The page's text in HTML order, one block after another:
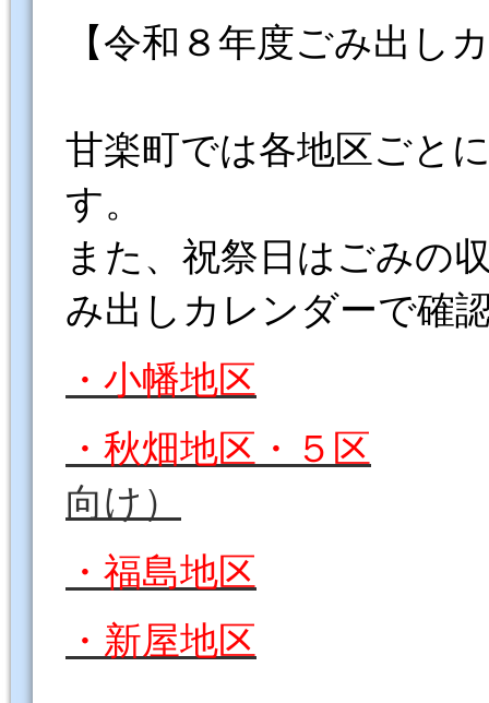
【令和８年度ごみ出し
甘楽町では各地区ごと
す。
また、祝祭日はごみの
み出しカレンダーで確
・小幡地区
・秋畑地区・５区
向け）
・福島地区
・新屋地区